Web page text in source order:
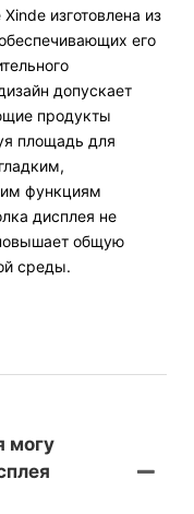
изготовлена ​​из
его
допускает
продукты
площадь для
функциям
дисплея не
общую
среды.
могу